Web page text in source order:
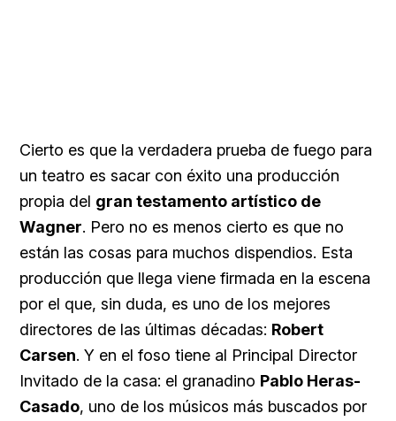
Cierto es que la verdadera prueba de fuego para
un teatro es sacar con éxito una producción
propia del gran testamento artístico de
Wagner. Pero no es menos cierto es que no
están las cosas para muchos dispendios. Esta
producción que llega viene firmada en la escena
por el que, sin duda, es uno de los mejores
directores de las últimas décadas: Robert
Carsen. Y en el foso tiene al Principal Director
Invitado de la casa: el granadino Pablo Heras-
Casado, uno de los músicos más buscados por